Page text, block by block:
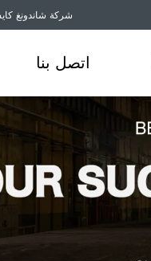
شركة شاندونغ
اتصل بنا